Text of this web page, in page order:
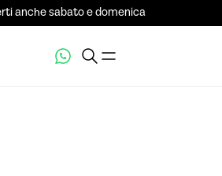
anche sabato e domenica